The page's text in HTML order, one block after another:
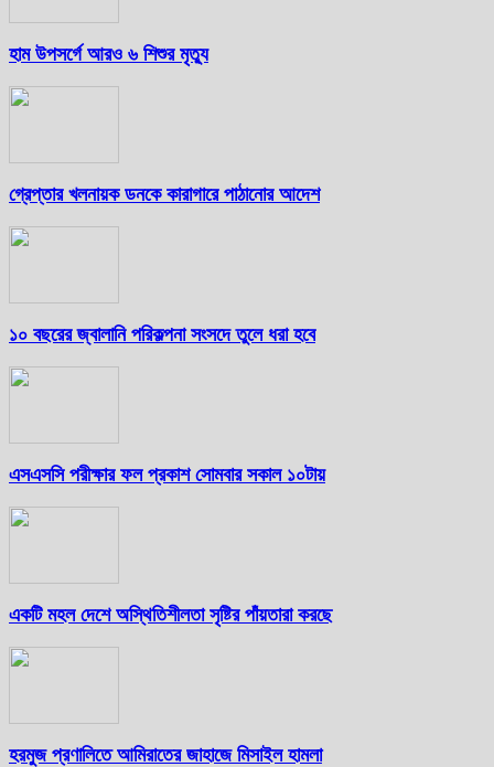
হাম উপসর্গে আরও ৬ শিশুর মৃত্যু
গ্রেপ্তার খলনায়ক ডনকে কারাগারে পাঠানোর আদেশ
১০ বছরের জ্বালানি পরিকল্পনা সংসদে তুলে ধরা হবে
এসএসসি পরীক্ষার ফল প্রকাশ সোমবার সকাল ১০টায়
একটি মহল দেশে অস্থিতিশীলতা সৃষ্টির পাঁয়তারা করছে
হরমুজ প্রণালিতে আমিরাতের জাহাজে মিসাইল হামলা